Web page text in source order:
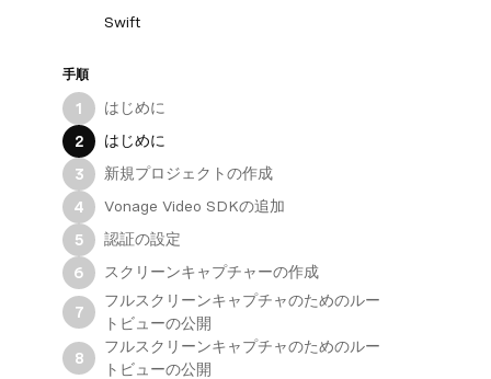
Swift
手順
1
はじめに
2
はじめに
3
新規プロジェクトの作成
4
Vonage Video SDKの追加
5
認証の設定
6
スクリーンキャプチャーの作成
7
フルスクリーンキャプチャのためのルー
トビューの公開
8
フルスクリーンキャプチャのためのルー
トビューの公開